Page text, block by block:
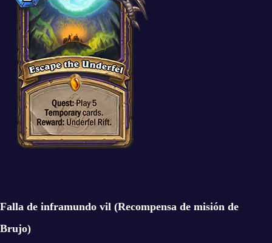
Falla de inframundo vil (Recompensa de misión de
Brujo)